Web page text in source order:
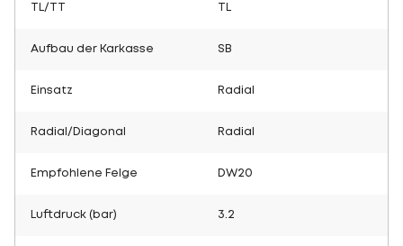
TL/TT
Aufbau der Karkasse SB
Einsatz Radial
Radial/Diagonal Radial
Empfohlene Felge DW20
Luftdruck (bar) 3.2